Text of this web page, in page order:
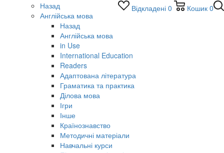
Відкладені 0 Кошик 0
Назад
Англійська мова
Назад
Англійська мова
in Use
International Education
Readers
Адаптована література
Граматика та практика
Ділова мова
Ігри
Інше
Країнознавство
Методичні матеріали
Навчальні курси